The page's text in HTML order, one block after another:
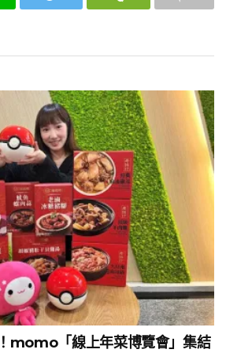
momo「線上年菜博覽會」集結